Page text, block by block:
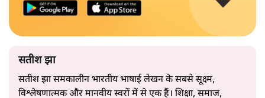
सतीश झा
सतीश झा समकालीन भारतीय भाषाई लेखन के सबसे सूक्ष्म,
विश्लेषणात्मक और मानवीय स्वरों में से एक हैं। शिक्षा, समाज,